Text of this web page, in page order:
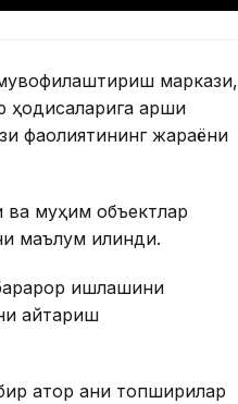
маркази,
қарши
фаолиятининг жараёни
муҳим объектлар
маълум қилинди.
ишлашини
қайтариш
аниқ топшириқлар